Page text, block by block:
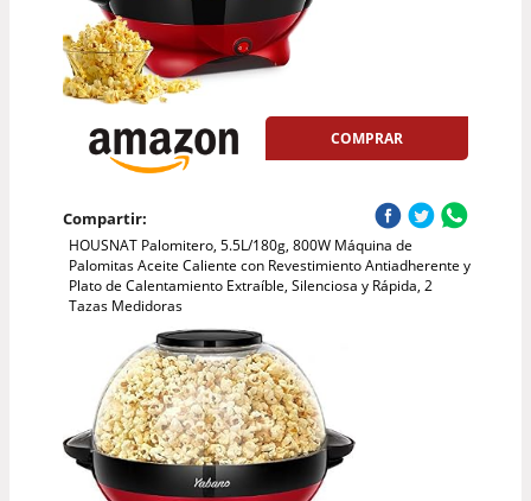
COMPRAR
Compartir:
HOUSNAT Palomitero, 5.5L/180g, 800W Máquina de
Palomitas Aceite Caliente con Revestimiento Antiadherente y
Plato de Calentamiento Extraíble, Silenciosa y Rápida, 2
Tazas Medidoras